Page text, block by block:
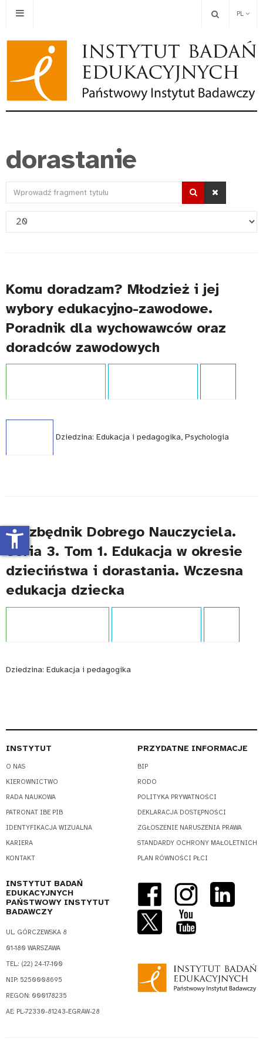
PL
dorastanie
Wprowadź
tytułu
Pokaż
Komu doradzam? Młodzież i jej
wybory edukacyjno-zawodowe.
Poradnik dla wychowawców oraz
doradców zawodowych
Dziedzina: Edukacja i pedagogika, Psychologia
Niezbędnik Dobrego Nauczyciela.
Seria 3. Tom 1. Edukacja w okresie
dzieciństwa i dorastania. Wczesna
edukacja dziecka
Dziedzina: Edukacja i pedagogika
INSTYTUT
O NAS
KIEROWNICTWO
RADA NAUKOWA
PATRONAT IBE PIB
IDENTYFIKACJA WIZUALNA
KARIERA
KONTAKT
PRZYDATNE INFORMACJE
BIP
RODO
POLITYKA PRYWATNOŚCI
DEKLARACJA DOSTĘPNOŚCI
ZGŁOSZENIE NARUSZENIA PRAWA
STANDARDY OCHRONY MAŁOLETNICH
PLAN RÓWNOŚCI PŁCI
INSTYTUT BADAŃ
EDUKACYJNYCH
PAŃSTWOWY INSTYTUT
BADAWCZY
UL. GÓRCZEWSKA 8
01-180 WARSZAWA
TEL.: (22) 24-17-100
NIP: 5250008695
REGON: 000178235
AE: PL-72330-81243-EGRAW-28
accessibility_new